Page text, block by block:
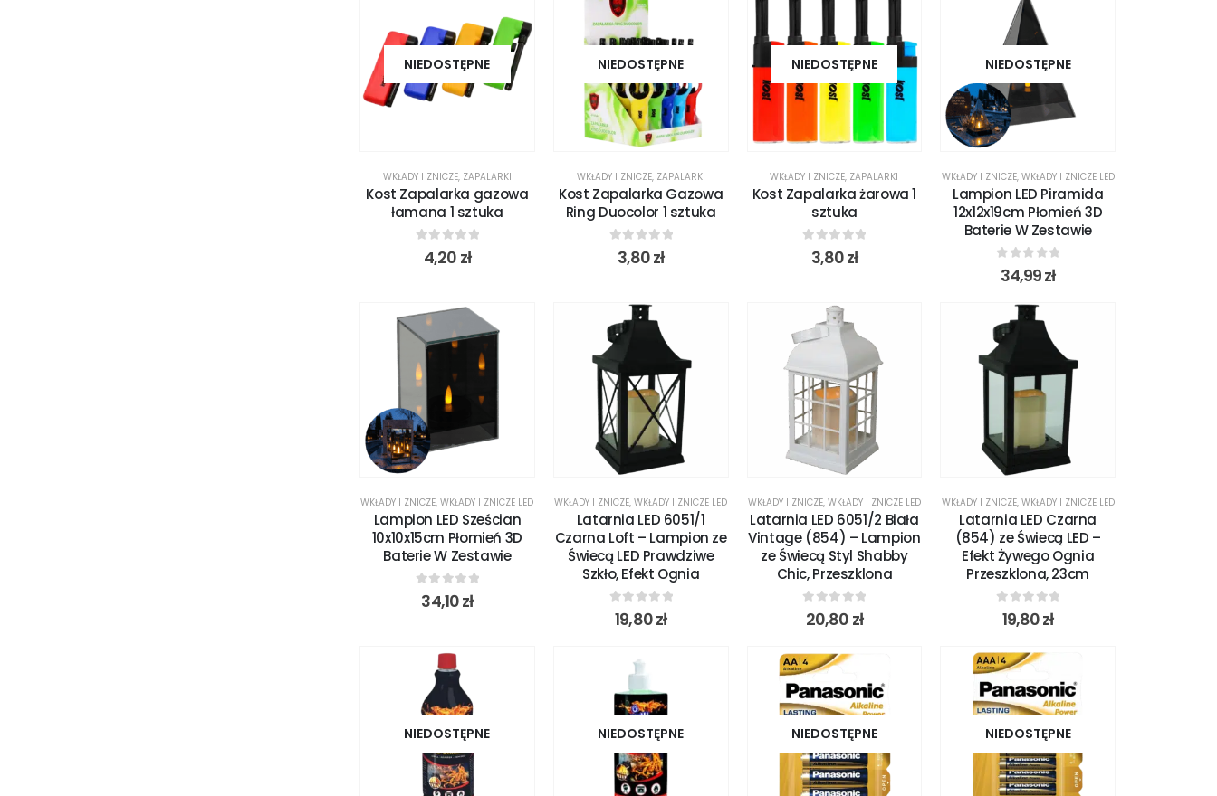
NIEDOSTĘPNE
WKŁADY I ZNICZE, ZAPALARKI
Kost Zapalarka gazowa
łamana 1 sztuka
out of 5
4,20 zł
NIEDOSTĘPNE
WKŁADY I ZNICZE, ZAPALARKI
Kost Zapalarka Gazowa
Ring Duocolor 1 sztuka
out of 5
3,80zł
NIEDOSTĘPNE
WKŁADY I ZNICZE, ZAPALARKI
Kost Zapalarka żarowa 1
sztuka
out of 5
3,80zł
NIEDOSTĘPNE
WKŁADY I ZNICZE, WKŁADY I ZNICZE LED
Lampion LED Piramida
12x12x19cm Płomień 3D
Baterie W Zestawie
0out of 5
34,99zł
WKŁADY I ZNICZE,WKŁADY I ZNICZE LED
Lampion LED Sześcian
10x10x15cm Płomień 3D
Baterie W Zestawie
out of 5
34,10zł
WKŁADY I ZNICZE,WKŁADY I ZNICZE LED
Latarnia LED 6051/1
Czarna Loft – Lampion ze
Świecą LED Prawdziwe
Szkło, Efekt Ognia
0out of 5
19,80zł
WKŁADY I ZNICZE, WKŁADY I ZNICZE LED
Latarnia LED 6051/2 Biała
Vintage (854) – Lampion
ze Świecą Styl Shabby
Chic, Przeszklona
0out of 5
20,80 zł
WKŁADY I ZNICZE, WKŁADY I ZNICZE LED
Latarnia LED Czarna
(854) ze Świecą LED –
Efekt Żywego Ognia
Przeszklona, 23cm
out of 5
19,80zł
NIEDOSTĘPNE NIEDOSTĘPNE NIEDOSTĘPNE NIEDOSTĘPNE